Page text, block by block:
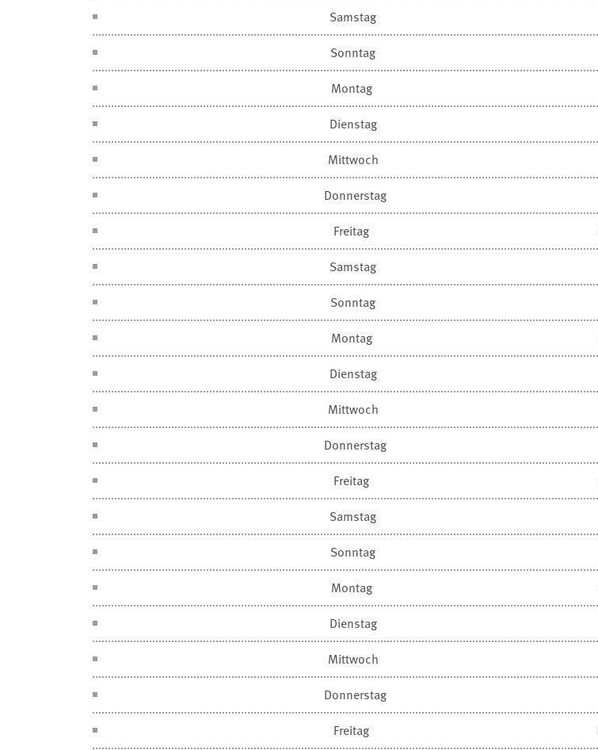
Samstag
Sonntag
Montag
Dienstag
Mittwoch
Donnerstag
Freitag
Samstag
Sonntag
Montag
Dienstag
Mittwoch
Donnerstag
Freitag
Samstag
Sonntag
Montag
Dienstag
Mittwoch
Donnerstag
Freitag